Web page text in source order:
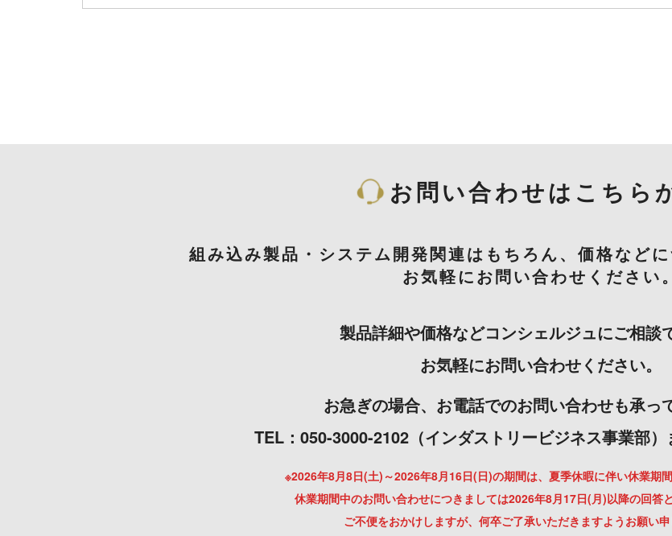
お問い合わせはこちら
組み込み製品・システム開発関連はもちろん、価格などに
お気軽にお問い合わせください。
製品詳細や価格などコンシェルジュにご相談
お気軽にお問い合わせください。
お急ぎの場合、お電話でのお問い合わせも承っ
TEL：050-3000-2102（インダストリービジネス事業部）
※2026年8月8日(土)～2026年8月16日(日)の期間は、夏季休暇に伴い休業期間
休業期間中のお問い合わせにつきましては2026年8月17日(月)以降の回答
ご不便をおかけしますが、何卒ご了承いただきますようお願い申